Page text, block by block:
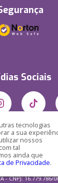
tecnologias
a sua
nossos
tal
ainda que
de Privacidade.
Sociais
CNPJ: 16.779.786/